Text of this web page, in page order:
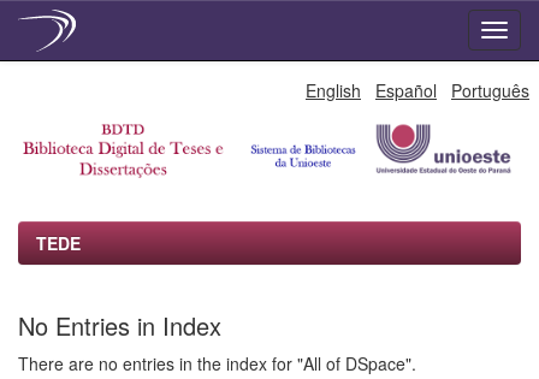
English Español Português
TEDE
No Entries in Index
There are no entries in the index for "All of DSpace".